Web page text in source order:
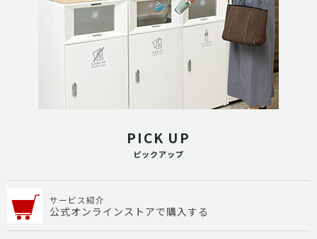
PICK UP
ピックアップ
サービス紹介
公式オンラインストアで購入する